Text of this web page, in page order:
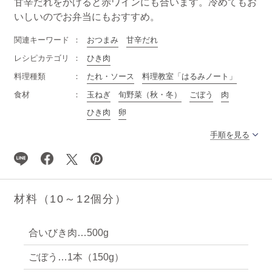
いしいのでお弁当にもおすすめ。
関連キーワード おつまみ
甘辛だれ
レシピカテゴリ
ひき肉
料理種類
たれ・ソース
料理教室「はるみノート」
食材
玉ねぎ 旬野菜（秋・冬） ごぼう
肉
ひき肉
卵
手順を見る
材料（10～12個分）
合いびき肉…500g
ごぼう…1本（150g）